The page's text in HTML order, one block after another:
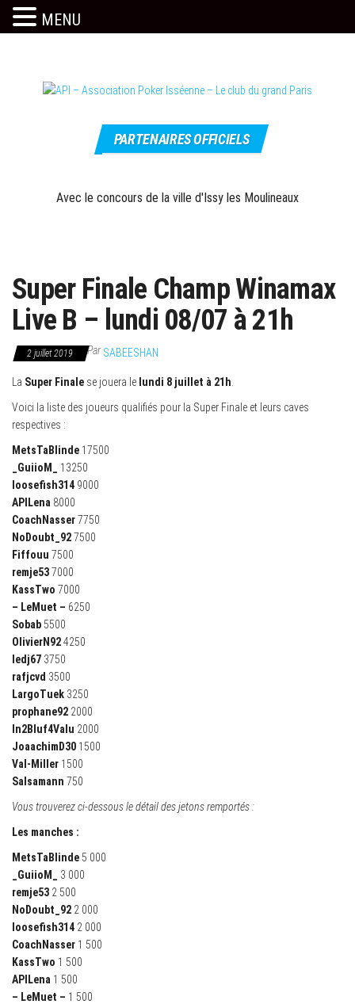
API –
Association
Isséenne –
officiel
PARTENAIRES OFFICIELS
Avec le concours de la ville d'Issy les Moulineaux
Super Finale Champ Winamax
Live B – lundi 08/07 à 21h
2 juillet 2019 ParSABEESHAN
La Super Finale se jouera le lundi 8 juillet à 21h
Voici la liste des joueurs qualifiés pour la Super Finale et leurs caves
respectives :
MetsTaBlinde 17500
_GuiioM_ 13250
loosefish314 9000
APILena 8000
CoachNasser7750
NoDoubt_927500
Fiffouu 7500
remje537000
KassTwo 7000
– LeMuet – 6250
Sobab5500
OlivierN924250
ledj67 3750
rafjcvd 3500
LargoTuek 3250
prophane92 2000
In2Bluf4Valu 2000
JoaachimD30 1500
Val-Miller 1500
Salsamann 750
Vous trouverez ci-dessous le détail des jetons remportés :
Les manches :
MetsTaBlinde5 000
_GuiioM_ 3 000
remje53 2 500
NoDoubt_92 2 000
loosefish314 2 000
CoachNasser 1 500
KassTwo 1 500
APILena 1 500
– LeMuet – 1 500
MENU